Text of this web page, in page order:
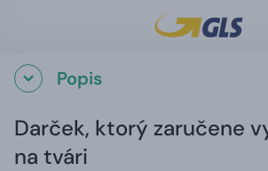
Popis
Darček, ktorý zaručene
na tvári